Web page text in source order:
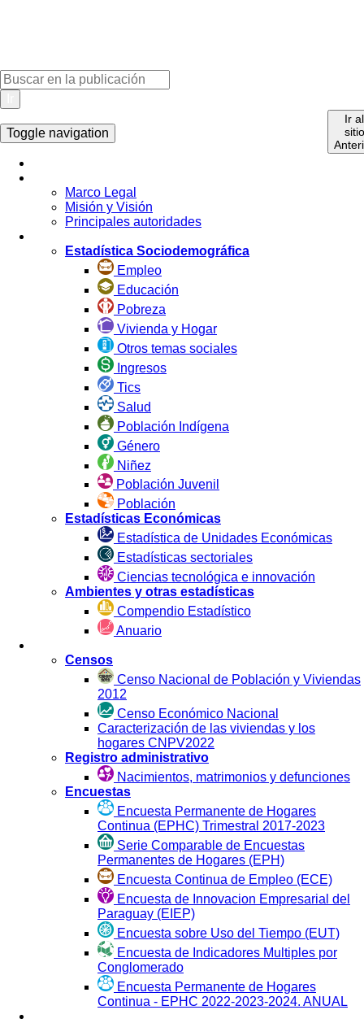
Ir al
sitio
Toggle navigation
Marco Legal
Misión y Visión
Principales autoridades
Estadística Sociodemográfica
Empleo
Educación
Pobreza
Vivienda y Hogar
Otros temas sociales
Ingresos
Tics
Salud
Población Indígena
Género
Niñez
Población Juvenil
Población
Estadísticas Económicas
Estadística de Unidades Económicas
Estadísticas sectoriales
Ciencias tecnológica e innovación
Ambientes y otras estadísticas
Compendio Estadístico
Anuario
Censos
Censo Nacional de Población y Viviendas
2012
Censo Económico Nacional
Caracterización de las viviendas y los
hogares CNPV2022
Registro administrativo
Nacimientos, matrimonios y defunciones
Encuestas
Encuesta Permanente de Hogares
Continua (EPHC) Trimestral 2017-2023
Serie Comparable de Encuestas
Permanentes de Hogares (EPH)
Encuesta Continua de Empleo (ECE)
Encuesta de Innovacion Empresarial del
Paraguay (EIEP)
Encuesta sobre Uso del Tiempo (EUT)
Encuesta de Indicadores Multiples por
Conglomerado
Encuesta Permanente de Hogares
Continua - EPHC 2022-2023-2024. ANUAL